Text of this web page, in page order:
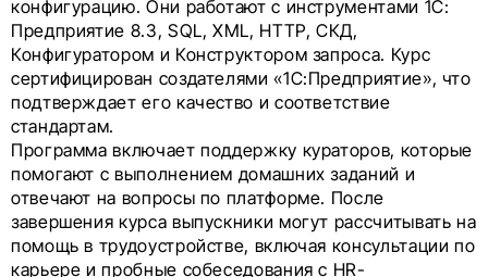
конфигурацию. Они работают с инструментами 1C:
Предприятие 8.3, SQL, XML, HTTP, СКД,
Конфигуратором и Конструктором запроса. Курс
сертифицирован создателями «1С:Предприятие», что
подтверждает его качество и соответствие
стандартам.
Программа включает поддержку кураторов, которые
помогают с выполнением домашних заданий и
отвечают на вопросы по платформе. После
завершения курса выпускники могут рассчитывать на
помощь в трудоустройстве, включая консультации по
карьере и пробные собеседования с HR-